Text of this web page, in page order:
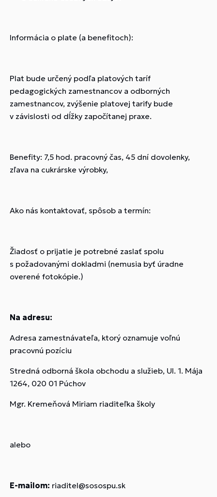
Informácia o plate (a benefitoch):
Plat bude určený podľa platových taríf
pedagogických zamestnancov a odborných
zamestnancov, zvýšenie platovej tarify bude
v závislosti od dĺžky započítanej praxe.
Benefity: 7,5 hod. pracovný čas, 45 dní dovolenky,
zľava na cukrárske výrobky,
Ako nás kontaktovať, spôsob a termín:
Žiadosť o prijatie je potrebné zaslať spolu
s požadovanými dokladmi (nemusia byť úradne
overené fotokópie.)
Na adresu:
Adresa zamestnávateľa, ktorý oznamuje voľnú
pracovnú pozíciu
Stredná odborná škola obchodu a služieb, Ul. 1. Mája
1264, 020 01 Púchov
Mgr. Kremeňová Miriam riaditeľka školy
alebo
E-mailom: riaditel@sosospu.sk